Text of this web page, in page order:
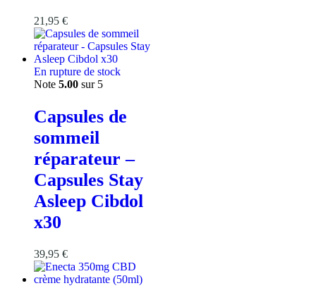
21,95 €
En rupture de stock
Note 5.00 sur 5
Capsules de
sommeil
réparateur –
Capsules Stay
Asleep Cibdol
x30
39,95 €